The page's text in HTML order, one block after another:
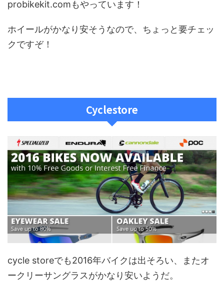
probikekit.comもやっています！
ホイールがかなり安そうなので、ちょっと要チェッ
クですぞ！
Cyclestore
cycle storeでも2016年バイクは出そろい、またオ
ークリーサングラスがかなり安いようだ。